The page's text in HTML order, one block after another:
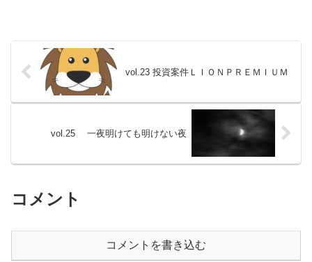
vol.23 投資案件ＬＩＯＮＰＲＥＭＩＵＭ
vol.25 一夜明けても明けない夜
コメント
コメントを書き込む